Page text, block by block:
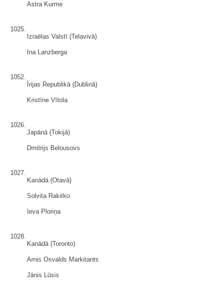
Astra Kurme
1025.
Izraēlas Valstī (Telavivā)
Ina Lanzberga
1052.
Īrijas Republikā (Dublinā)
Kristīne Vītola
1026.
Japānā (Tokijā)
Dmitrijs Belousovs
1027.
Kanādā (Otavā)
Solvita Rakitko
Ieva Ploriņa
1028.
Kanādā (Toronto)
Arnis Osvalds Markitants
Jānis Lūsis